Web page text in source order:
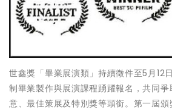
世鑫獎「畢業展演類」持續徵件至5月12
制畢業製作與展演課程踴躍報名，共同
意、最佳策展及特別獎等頭銜。第一屆